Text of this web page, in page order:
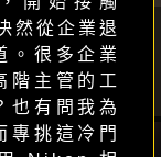
然從企業退
。很多企業
階主管的工
也有問我為
專挑這冷門